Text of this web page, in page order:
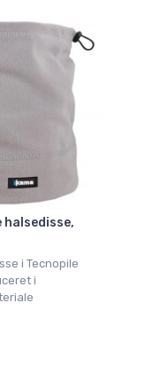
halsedisse,
i Tecnopile
i